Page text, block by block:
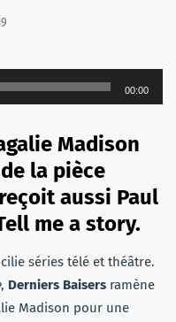
00:00
Madison
la pièce
aussi Paul
me a story.
séries télé et théâtre.
, Derniers Baisers ramène
Madison pour une